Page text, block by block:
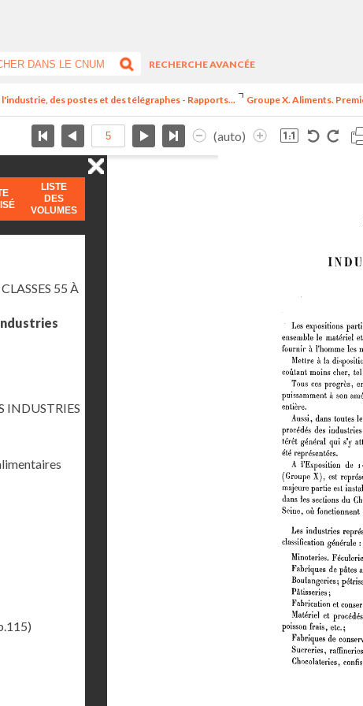
RECHERCHE AVANCÉE
des postes et des télégraphes - Rapports... Groupe X. Aliments.
(auto)
LISTE
DES
VOLUMES
55 À
INDUSTRIES